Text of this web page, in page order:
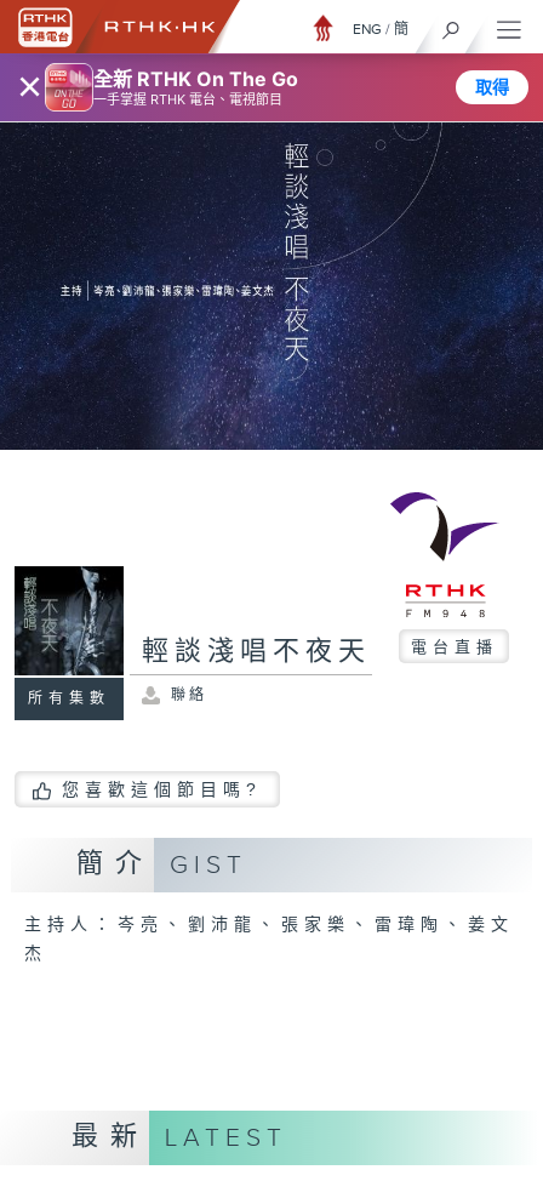
× 全新 RTHK On The Go
一手掌握 RTHK 電台、電視節目
取得
ENG / 簡
所有集數
輕談淺唱不夜天 電台直播
聯絡
您喜歡這個節目嗎?
簡介 GIST
主持人：岑亮、劉沛龍、張家樂、雷瑋陶、姜文
杰
最新 LATEST